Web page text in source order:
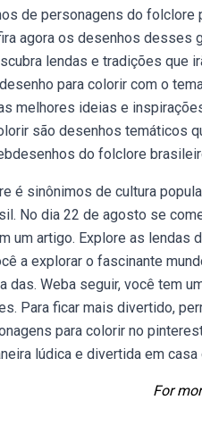
de personagens do folclore
agora os desenhos desses
lendas e tradições que
para colorir com o
melhores ideias e
são desenhos temáticos
do folclore
é sinônimos de cultura
No dia 22 de agosto se
um artigo. Explore as
a explorar o fascinante
das. Weba seguir, você tem
Para ficar mais divertido,
para colorir no
lúdica e divertida em casa
For